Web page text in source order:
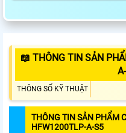
📖 THÔNG TIN SẢN
THÔNG SỐ KỸ THUẬT
THÔNG TIN SẢN PHẨM
HFW1200TLP-A-S5